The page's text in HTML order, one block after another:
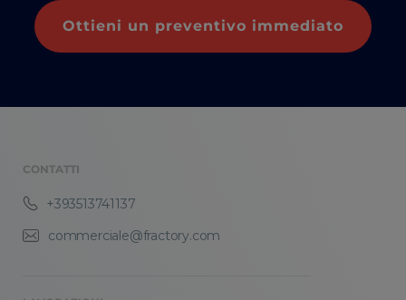
Ottieni un preventivo immediato
CONTATTI
+393513741137
commerciale@fractory.com